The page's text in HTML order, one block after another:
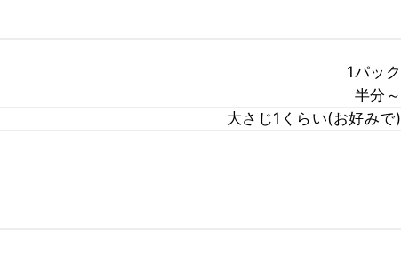
1パック
半分～
大さじ1くらい(お好みで)